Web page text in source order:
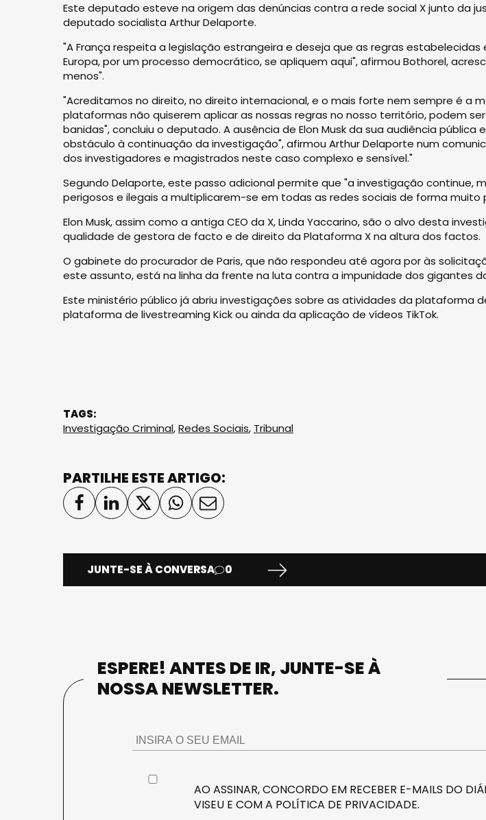
Este deputado esteve na origem das denúncias contra a rede social X junto da
deputado socialista Arthur Delaporte.
"A França respeita a legislação estrangeira e deseja que as regras estabelecidas
Europa, por um processo democrático, se apliquem aqui", afirmou Bothorel,
menos".
"Acreditamos no direito, no direito internacional, e o mais forte nem sempre é a
plataformas não quiserem aplicar as nossas regras no nosso território, podem
banidas", concluiu o deputado. A ausência de Elon Musk da sua audiência pública
obstáculo à continuação da investigação", afirmou Arthur Delaporte num
dos investigadores e magistrados neste caso complexo e sensível."
Segundo Delaporte, este passo adicional permite que "a investigação continue,
perigosos e ilegais a multiplicarem-se em todas as redes sociais de forma muito
Elon Musk, assim como a antiga CEO da X, Linda Yaccarino, são o alvo desta
qualidade de gestora de facto e de direito da Plataforma X na altura dos factos.
O gabinete do procurador de Paris, que não respondeu até agora por às
este assunto, está na linha da frente na luta contra a impunidade dos gigantes
Este ministério público já abriu investigações sobre as atividades da plataforma
plataforma de livestreaming Kick ou ainda da aplicação de vídeos TikTok.
TAGS:
Investigação Criminal,Redes Sociais, Tribunal
PARTILHE ESTE ARTIGO:
JUNTE-SE À CONVERSA 0
ESPERE! ANTES DE IR, JUNTE-SE À
NOSSA NEWSLETTER.
AO ASSINAR, CONCORDO EM RECEBER E-MAILS DO
VISEU E COM A POLÍTICA DE PRIVACIDADE.